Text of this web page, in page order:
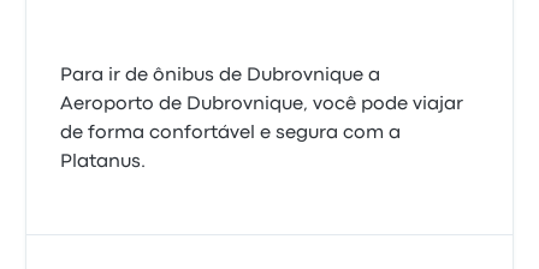
Para ir de ônibus de Dubrovnique a
Aeroporto de Dubrovnique, você pode viajar
de forma confortável e segura com a
Platanus.